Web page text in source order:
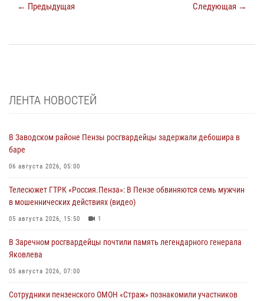
← Предыдущая Следующая →
ЛЕНТА НОВОСТЕЙ
В Заводском районе Пензы росгвардейцы задержали дебошира в
баре
06 августа 2026, 05:00
Телесюжет ГТРК «Россия.Пенза»: В Пензе обвиняются семь мужчин
в мошеннических действиях (видео)
05 августа 2026, 15:50 1
В Заречном росгвардейцы почтили память легендарного генерала
Яковлева
05 августа 2026, 07:00
Сотрудники пензенского ОМОН «Страж» познакомили участников